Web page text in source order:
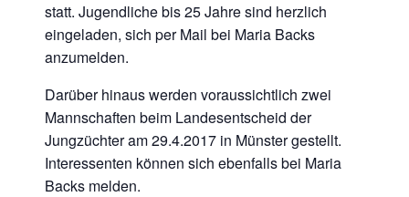
statt. Jugendliche bis 25 Jahre sind herzlich
eingeladen, sich per Mail bei Maria Backs
anzumelden.
Darüber hinaus werden voraussichtlich zwei
Mannschaften beim Landesentscheid der
Jungzüchter am 29.4.2017 in Münster gestellt.
Interessenten können sich ebenfalls bei Maria
Backs melden.